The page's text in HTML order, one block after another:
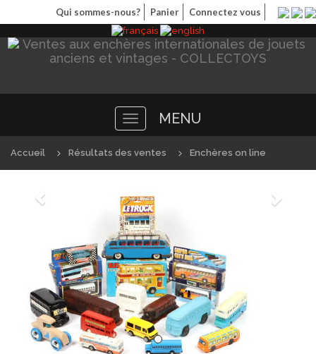
Qui sommes-nous? Panier Connectez vous
Toggle
navigation
MENU
Accueil Résultats des ventes Enchères on line
Précédént